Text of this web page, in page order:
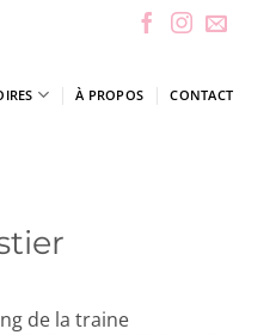
À PROPOS CONTACT
de la traine